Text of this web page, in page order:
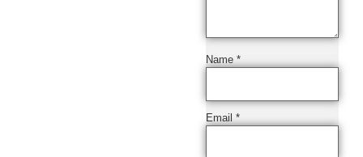
Name *
Email *